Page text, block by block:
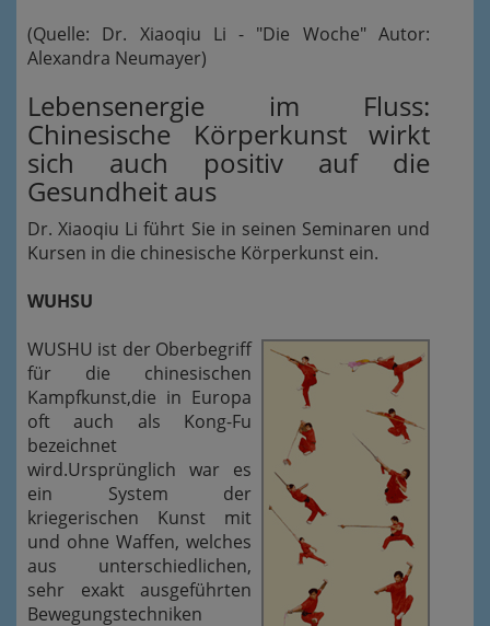
(Quelle: Dr. Xiaoqiu Li - "Die Woche" Autor:
Alexandra Neumayer)
Lebensenergie im Fluss:
Chinesische Körperkunst wirkt
sich auch positiv auf die
Gesundheit aus
Dr. Xiaoqiu Li führt Sie in seinen Seminaren und
Kursen in die chinesische Körperkunst ein.
WUHSU
WUSHU ist der Oberbegriff
für die chinesischen
Kampfkunst,die in Europa
oft auch als Kong-Fu
bezeichnet
wird.Ursprünglich war es
ein System der
kriegerischen Kunst mit
und ohne Waffen, welches
aus unterschiedlichen,
sehr exakt ausgeführten
Bewegungstechniken